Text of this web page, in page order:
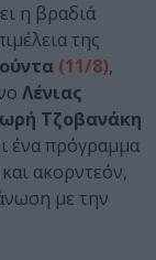
η βραδιά
της
(11/8),
Λένιας
Τζοβανάκη
ένα πρόγραμμα
ακορντεόν,
με την